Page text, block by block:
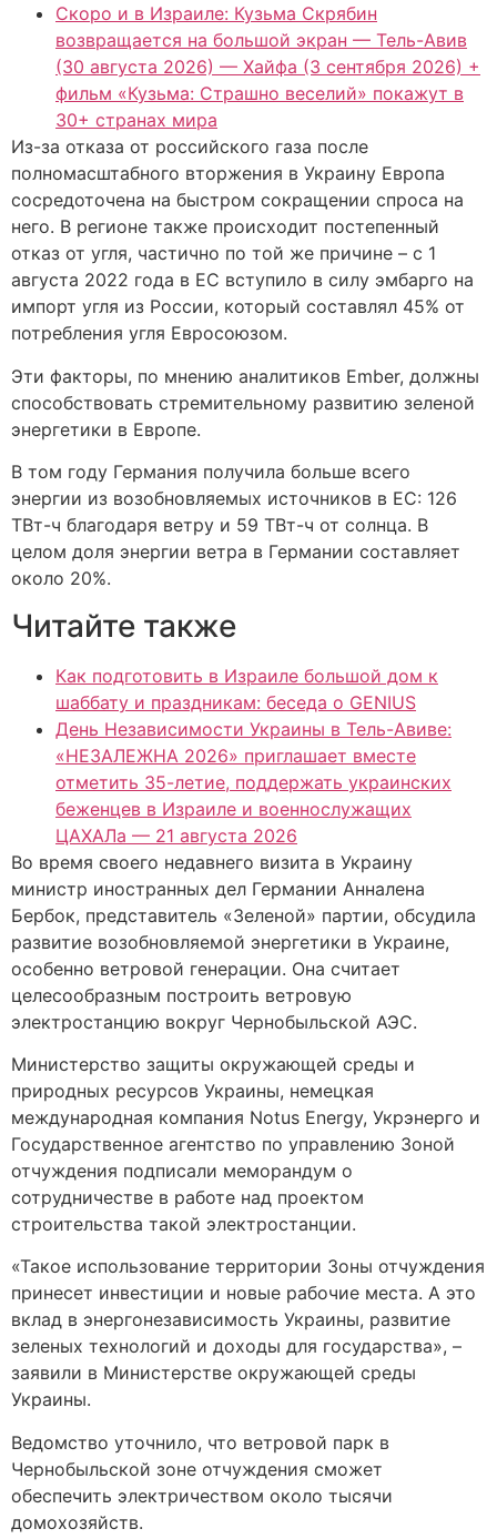
Скоро и в Израиле: Кузьма Скрябин
возвращается на большой экран — Тель-Авив
(30 августа 2026) — Хайфа (3 сентября 2026) +
фильм «Кузьма: Страшно веселий» покажут в
30+ странах мира
Из-за отказа от российского газа после
полномасштабного вторжения в Украину Европа
сосредоточена на быстром сокращении спроса на
него. В регионе также происходит постепенный
отказ от угля, частично по той же причине – с 1
августа 2022 года в ЕС вступило в силу эмбарго на
импорт угля из России, который составлял 45% от
потребления угля Евросоюзом.
Эти факторы, по мнению аналитиков Ember, должны
способствовать стремительному развитию зеленой
энергетики в Европе.
В том году Германия получила больше всего
энергии из возобновляемых источников в ЕС: 126
ТВт-ч благодаря ветру и 59 ТВт-ч от солнца. В
целом доля энергии ветра в Германии составляет
около 20%.
Читайте также
Как подготовить в Израиле большой дом к
шаббату и праздникам: беседа о GENIUS
День Независимости Украины в Тель-Авиве:
«НЕЗАЛЕЖНА 2026» приглашает вместе
отметить 35-летие, поддержать украинских
беженцев в Израиле и военнослужащих
ЦАХАЛа — 21 августа 2026
Во время своего недавнего визита в Украину
министр иностранных дел Германии Анналена
Бербок, представитель «Зеленой» партии, обсудила
развитие возобновляемой энергетики в Украине,
особенно ветровой генерации. Она считает
целесообразным построить ветровую
электростанцию вокруг Чернобыльской АЭС.
Министерство защиты окружающей среды и
природных ресурсов Украины, немецкая
международная компания Notus Energy, Укрэнерго и
Государственное агентство по управлению Зоной
отчуждения подписали меморандум о
сотрудничестве в работе над проектом
строительства такой электростанции.
«Такое использование территории Зоны отчуждения
принесет инвестиции и новые рабочие места. А это
вклад в энергонезависимость Украины, развитие
зеленых технологий и доходы для государства», –
заявили в Министерстве окружающей среды
Украины.
Ведомство уточнило, что ветровой парк в
Чернобыльской зоне отчуждения сможет
обеспечить электричеством около тысячи
домохозяйств.